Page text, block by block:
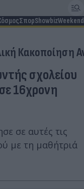
ΣπορShowbizWeekend
Κακοποίηση
σχολείου
16χρονη
σε αυτές τις
με τη μαθήτριά